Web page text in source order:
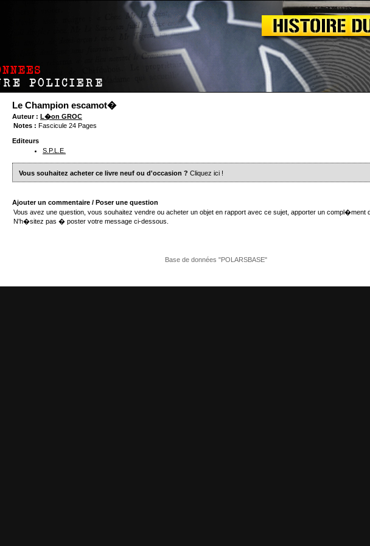
Le Champion escamot�
Auteur : L�on GROC
Notes : Fascicule 24 Pages
Editeurs
S.P.L.E.
Vous souhaitez acheter ce livre neuf ou d'occasion ? Cliquez ici !
Ajouter un commentaire / Poser une question
Vous avez une question, vous souhaitez vendre ou acheter un objet en rapport avec ce sujet, apporter un compl�ment
N'h�sitez pas � poster votre message ci-dessous.
Base de données "POLARSBASE"